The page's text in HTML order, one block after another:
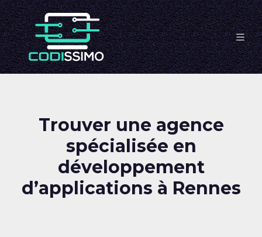
Trouver une agence
spécialisée en
développement
d’applications à Rennes